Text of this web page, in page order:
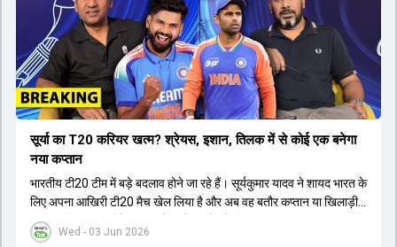
Wed - 03 Jun 2026
सूर्या का T20 करियर खत्म? श्रेयस, इशान, तिलक में से कोई एक बनेगा
नया कप्तान
भारतीय टी20 टीम में बड़े बदलाव होने जा रहे हैं। सूर्यकुमार यादव ने शायद भारत के
लिए अपना आखिरी टी20 मैच खेल लिया है और अब वह बतौर कप्तान या खिलाड़ी
टीम का हिस्सा नहीं होंगे। आयरलैंड और इंग्लैंड के खिलाफ आगामी टी20 सीरीज के
लिए नए कप्तान की तलाश जारी है। इस रेस में श्रेयस अय्यर सबसे आगे चल रहे